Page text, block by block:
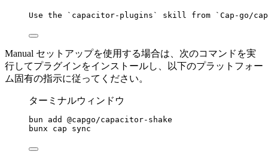
Use the `capacitor-plugins` skill from `Cap-go/
Manual セットアップを使用する場合は、次のコマンドを実
行してプラグインをインストールし、以下のプラットフォー
ム固有の指示に従ってください。
ターミナルウィンドウ
bun add
@capgo/capacitor-shake
bunx
cap sync